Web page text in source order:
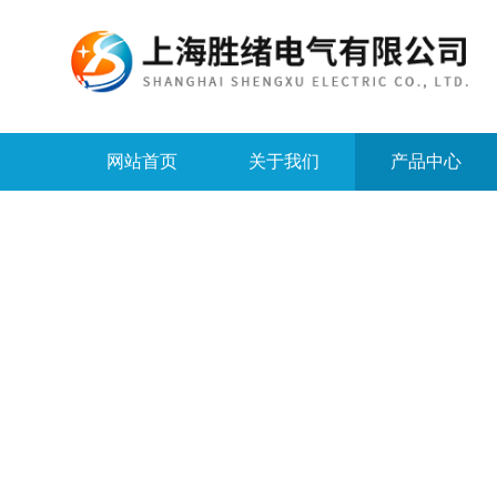
网站首页 关于我们 产品中心